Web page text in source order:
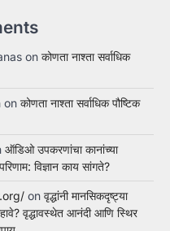
on कोणता नाश्ता सर्वाधिक
on कोणता नाश्ता सर्वाधिक पौष्टिक
ऑडिओ उपकरणांचा कानांच्या
विज्ञान काय सांगते?
on वृद्धांनी मानसिकदृष्ट्या
वृद्धावस्थेत आनंदी आणि स्थिर